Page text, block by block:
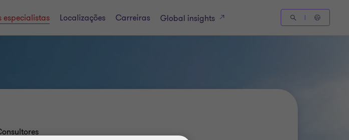
especialistas Localizações Carreiras Global insights